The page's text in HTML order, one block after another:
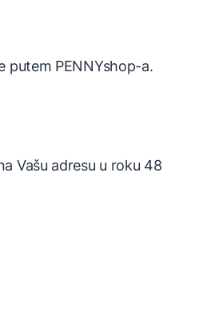
putem PENNYshop-a.
Vašu adresu u roku 48